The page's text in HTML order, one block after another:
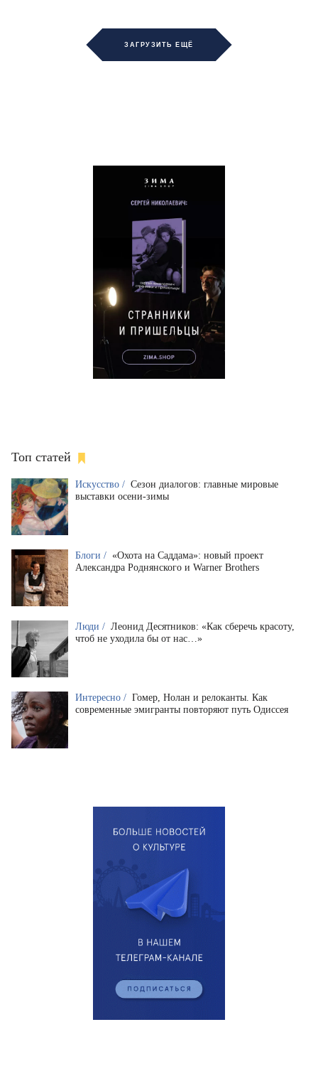
ЗАГРУЗИТЬ ЕЩЁ
Топ статей
Искусство / Сезон диалогов: главные мировые
выставки осени-зимы
Блоги / «Охота на Саддама»: новый проект
Александра Роднянского и Warner Brothers
Люди / Леонид Десятников: «Как сберечь красоту,
чтоб не уходила бы от нас…»
Интересно / Гомер, Нолан и релоканты. Как
современные эмигранты повторяют путь Одиссея